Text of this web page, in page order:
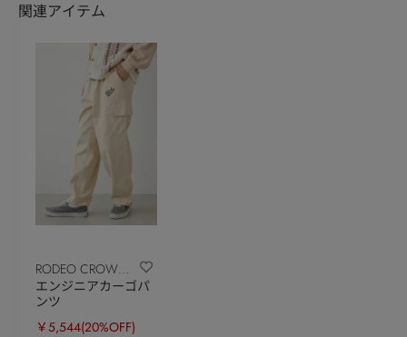
関連アイテム
RODEO CROWNS
WIDE BOWL
エンジニアカーゴパ
ンツ
￥5,544(20%OFF)